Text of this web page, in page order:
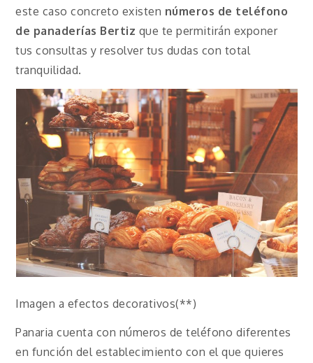
este caso concreto existen números de teléfono
de panaderías Bertiz que te permitirán exponer
tus consultas y resolver tus dudas con total
tranquilidad.
Imagen a efectos decorativos(**)
Panaria cuenta con números de teléfono diferentes
en función del establecimiento con el que quieres